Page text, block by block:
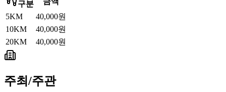
구분
5KM
40,000원
10KM
40,000원
20KM
40,000원
주최/주관